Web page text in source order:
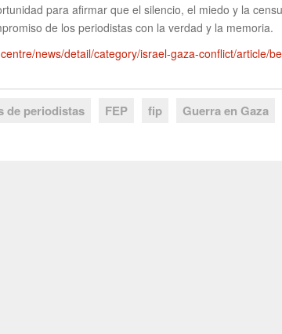
para afirmar que el silencio, el miedo y la
de los periodistas con la verdad y la memoria.
news/detail/category/israel-gaza-conflict/article/
de periodistas FEP fip Guerra en Gaza